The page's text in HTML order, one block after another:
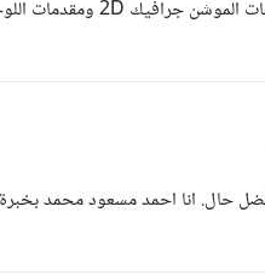
حال. انا احمد مسعود محمد